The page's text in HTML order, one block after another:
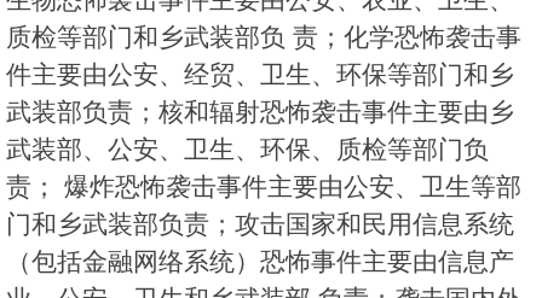
质检等部门和乡武装部负 责；化学恐怖袭击事
件主要由公安、经贸、卫生、环保等部门和乡
武装部负责；核和辐射恐怖袭击事件主要由乡
武装部、公安、卫生、环保、质检等部门负
责； 爆炸恐怖袭击事件主要由公安、卫生等部
门和乡武装部负责；攻击国家和民用信息系统
（包括金融网络系统）恐怖事件主要由信息产